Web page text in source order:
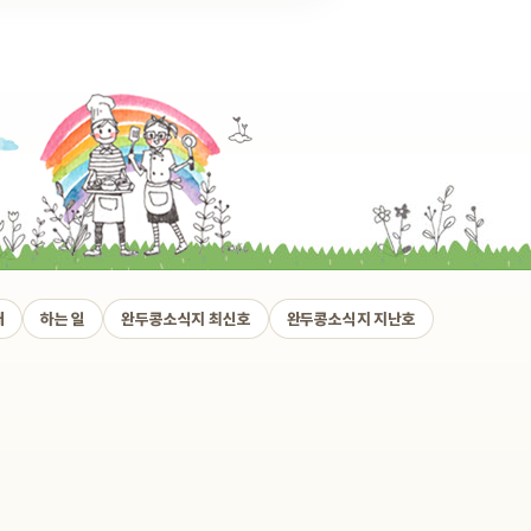
하는 일 완두콩소식지 최신호 완두콩소식지 지난호